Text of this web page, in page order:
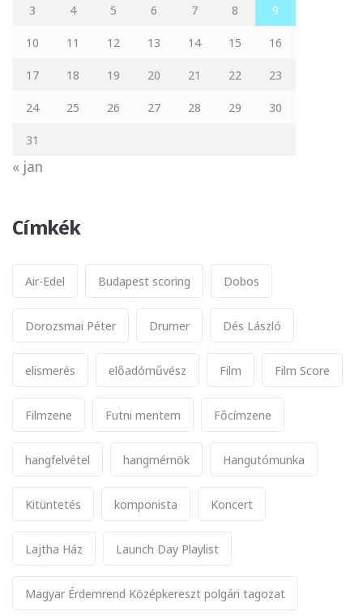
3
4 5 6 7 8
9
10
11 12 13 14 15
16
17
18 19 20 21 22
23
24
25 26 27 28 29
30
31
« jan
Címkék
Air-Edel Budapest scoring Dobos
Dorozsmai Péter Drumer Dés László
elismerés előadóművész Film Film Score
Filmzene Futni mentem Főcímzene
hangfelvétel hangmérnök Hangutómunka
Kitüntetés komponista Koncert
Lajtha Ház Launch Day Playlist
Magyar Érdemrend Középkereszt polgári tagozat